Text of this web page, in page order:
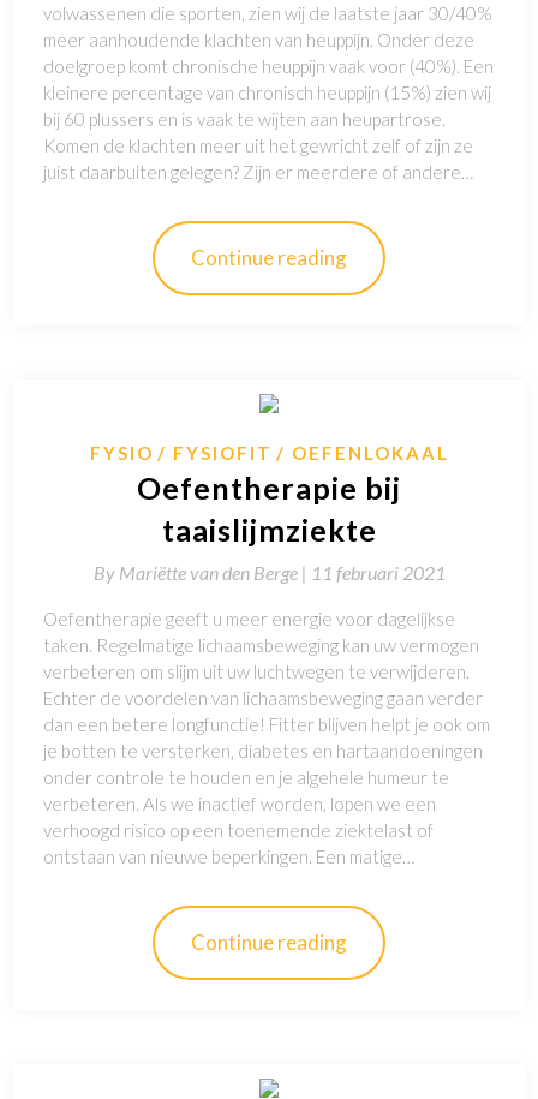
volwassenen die sporten, zien wij de laatste jaar 30/40%
meer aanhoudende klachten van heuppijn. Onder deze
doelgroep komt chronische heuppijn vaak voor (40%). Een
kleinere percentage van chronisch heuppijn (15%) zien wij
bij 60 plussers en is vaak te wijten aan heupartrose.
Komen de klachten meer uit het gewricht zelf of zijn ze
juist daarbuiten gelegen? Zijn er meerdere of andere…
Continue reading
FYSIO FYSIOFIT OEFENLOKAAL
Oefentherapie bij
taaislijmziekte
By Mariëtte van den Berge | 11 februari 2021
Oefentherapie geeft u meer energie voor dagelijkse
taken. Regelmatige lichaamsbeweging kan uw vermogen
verbeteren om slijm uit uw luchtwegen te verwijderen.
Echter de voordelen van lichaamsbeweging gaan verder
dan een betere longfunctie! Fitter blijven helpt je ook om
je botten te versterken, diabetes en hartaandoeningen
onder controle te houden en je algehele humeur te
verbeteren. Als we inactief worden, lopen we een
verhoogd risico op een toenemende ziektelast of
ontstaan van nieuwe beperkingen. Een matige…
Continue reading